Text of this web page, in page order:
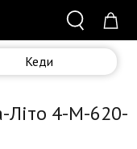
Кеди
Літо 4-M-620-